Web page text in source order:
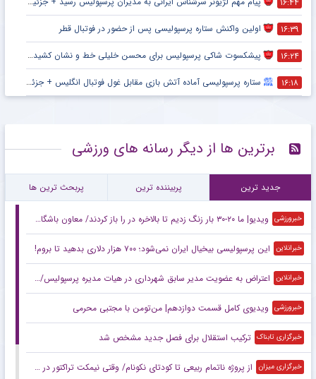
۱۶:۴۴
۱۶:۳۹ اولین واکنش ستاره پرسپولیسی پس از حضور در فوتبال قطر
۱۶:۲۴ پیشکسوت شاکی پرسپولیس برای محسن خلیلی خط و نشان کشید + جزئیات
۱۶:۱۸ ستاره پرسپولیسی آماده آتش بازی مقابل غول فوتبال انگلیس + جزئیات
برترین ها از دیگر رسانه های ورزشی
جدید ترین پربیننده ترین پربحث ترین ها
خبرورزشی ویدیو| ما ۲۰-۳۰ بار زنگ زدیم تا بالاخره در را باز کردند/ معاون باشگاه اصلا پرسپولیسی نیست!
خبرانلاین این پرسپولیسی بیخیال ایران نمی‌شود؛ ۷۰۰ هزار دلاری بدهید تا بروم!
خبرانلاین اعتراض به عضویت مدیر سابق شهرداری در هیات مدیره پرسپولیس/ چرا باشگاهها باید پارکینگ مدیران صنعتی، اقتصادی، سیاسی، نظامی و… شود؟
خبرورزشی ویدیوی کامل قسمت دوازدهم| من‌تومن با مجتبی محرمی
خبرگزاری تابناک ترکیب استقلال برای فصل جدید مشخص شد
خبرگزاری میزان از پروژه ناتمام ربیعی تا کودتای نکونام/ وقتی نیمکت تراکتور در یک شب زیرورو شد